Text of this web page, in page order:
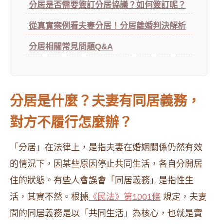
分居是否需要簽訂分居協議？如何簽訂呢？
從真實案例看夫妻分居！分居離婚判決解析
分居相關常見問題Q&A
分居是什麼？夫妻有同居義務，
對方不履行怎麼辦？
「分居」在法律上，是指夫妻在婚姻關係仍然有效
的情況下，因某些原因停止共同生活，各自分開居
住的狀態。有些人會誤會「同居義務」是指性生
活，其實不然。根據 《民法》第1001條 規定，夫妻
間的同居義務是以「共同生活」為核心，也就是實